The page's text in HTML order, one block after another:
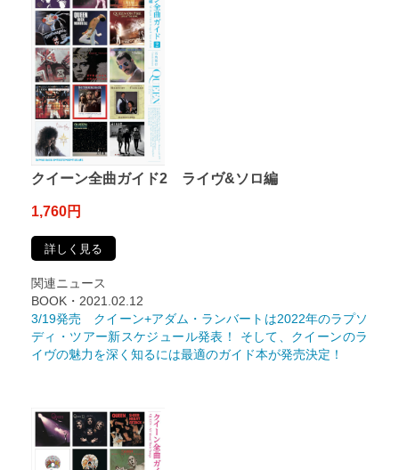
クイーン全曲ガイド2 ライヴ&ソロ編
1,760円
詳しく見る
関連ニュース
BOOK・2021.02.12
3/19発売 クイーン+アダム・ランバートは2022年のラプソ
ディ・ツアー新スケジュール発表！ そして、クイーンのラ
イヴの魅力を深く知るには最適のガイド本が発売決定！